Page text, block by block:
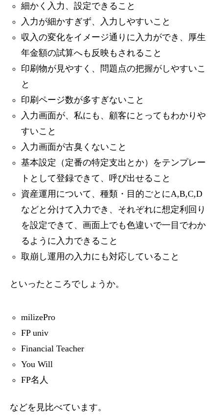
細かく入力、設定できること
入力が細かすぎず、入力しやすいこと
収入の変化をイメージ通りに入力ができ、厚生
年金額の試算へも反映もされること
印刷物が見やすく、問題点の把握がしやすいこ
と
印刷ページ数が多すぎないこと
入力画面が、私にも、顧客にとってもわかりや
すいこと
入力画面が古臭くないこと
基本設定（定番の特定支出とか）をテンプレー
トとして登録できて、呼び出せること
資産運用について、種類・目的ごとにA,B,C,D
などと分けて入力でき、それぞれに想定利回り
を設定できて、画面上でも色違いで一目でわか
るように入力できること
取崩し運用の入力にも対応していること
といったところでしょうか。
milizePro
FP univ
Financial Teacher
You Will
FP名人
などを見比べています。